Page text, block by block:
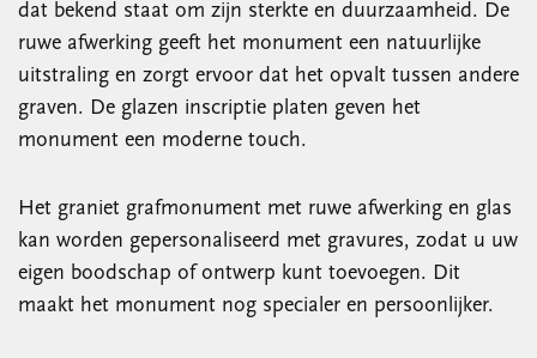
dat bekend staat om zijn sterkte en duurzaamheid. De
ruwe afwerking geeft het monument een natuurlijke
uitstraling en zorgt ervoor dat het opvalt tussen andere
graven. De glazen inscriptie platen geven het
monument een moderne touch.
Het graniet grafmonument met ruwe afwerking en glas
kan worden gepersonaliseerd met gravures, zodat u uw
eigen boodschap of ontwerp kunt toevoegen. Dit
maakt het monument nog specialer en persoonlijker.